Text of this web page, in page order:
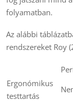
folyamatban.
Az alábbi
rendszereket Roy
Ergonómikus
testtartás